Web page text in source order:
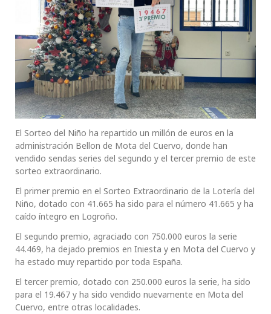
El Sorteo del Niño ha repartido un millón de euros en la
administración Bellon de Mota del Cuervo, donde han
vendido sendas series del segundo y el tercer premio de este
sorteo extraordinario.
El primer premio en el Sorteo Extraordinario de la Lotería del
Niño, dotado con 41.665 ha sido para el número 41.665 y ha
caído íntegro en Logroño.
El segundo premio, agraciado con 750.000 euros la serie
44.469, ha dejado premios en Iniesta y en Mota del Cuervo y
ha estado muy repartido por toda España.
El tercer premio, dotado con 250.000 euros la serie, ha sido
para el 19.467 y ha sido vendido nuevamente en Mota del
Cuervo, entre otras localidades.